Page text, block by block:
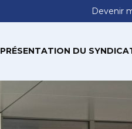
Devenir
PRÉSENTATION DU